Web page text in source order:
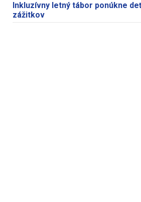
Inkluzívny letný tábor ponúkne
zážitkov